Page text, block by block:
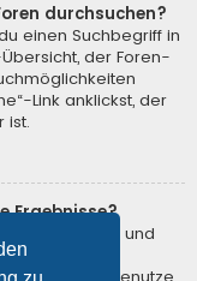
durchsuchen?
einen Suchbegriff in
der Foren-
Link anklickst, der
ist.
Ergebnisse?
gehalten und
phpBB nicht
Anfrage und benutze